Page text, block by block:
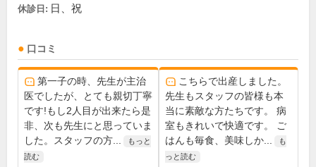
休診日: 日、祝
口コミ
第一子の時、先生が主治
医でしたが、とても親切丁寧
です!もし2人目が出来たら是
非、次も先生にと思っていま
した。スタッフの方...
もっと
読む
こちらで出産しました。
先生もスタッフの皆様も本
当に素敵な方たちです。 病
室もきれいで快適です。 ご
はんも毎食、美味しか...
も
っと読む